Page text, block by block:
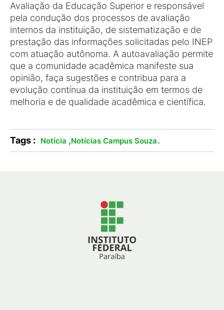
Avaliação da Educação Superior e responsável
pela condução dos processos de avaliação
internos da instituição, de sistematização e de
prestação das informações solicitadas pelo INEP
com atuação autônoma. A autoavaliação permite
que a comunidade acadêmica manifeste sua
opinião, faça sugestões e contribua para a
evolução contínua da instituição em termos de
melhoria e de qualidade acadêmica e científica.
Tags : Notícia ,Notícias Campus Souza.